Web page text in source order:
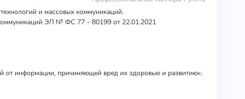
и массовых коммуникаций.
ЭЛ № ФС 77 - 80199 от 22.01.2021
информации, причиняющей вред их здоровью и развитию»: